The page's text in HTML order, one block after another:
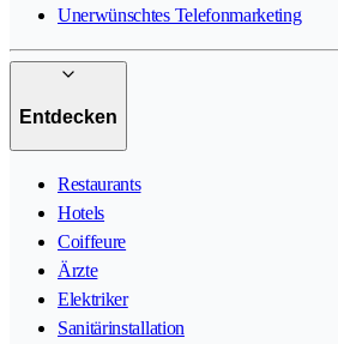
Unerwünschtes Telefonmarketing
Entdecken
Restaurants
Hotels
Coiffeure
Ärzte
Elektriker
Sanitärinstallation